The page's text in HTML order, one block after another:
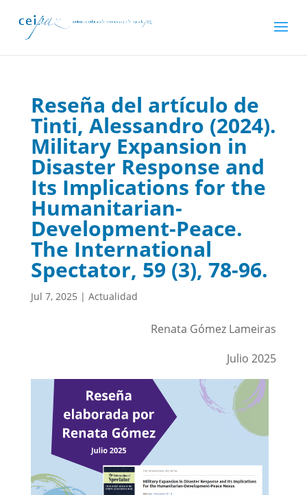
Reseña del artículo de
Tinti, Alessandro (2024).
Military Expansion in
Disaster Response and
Its Implications for the
Humanitarian-
Development-Peace.
The International
Spectator, 59 (3), 78-96.
Jul 7, 2025 | Actualidad
Renata Gómez Lameiras
Julio 2025